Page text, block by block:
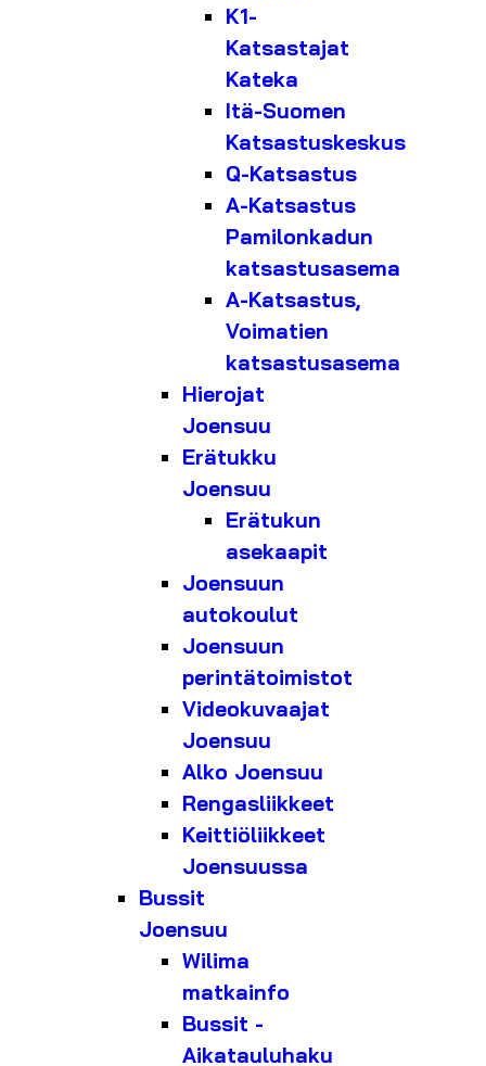
K1-
Katsastajat
Kateka
Itä-Suomen
Katsastuskeskus
Q-Katsastus
A-Katsastus
Pamilonkadun
katsastusasema
A-Katsastus,
Voimatien
katsastusasema
Hierojat
Joensuu
Erätukku
Joensuu
Erätukun
asekaapit
Joensuun
autokoulut
Joensuun
perintätoimistot
Videokuvaajat
Joensuu
Alko Joensuu
Rengasliikkeet
Keittiöliikkeet
Joensuussa
Bussit
Joensuu
Wilima
matkainfo
Bussit -
Aikatauluhaku